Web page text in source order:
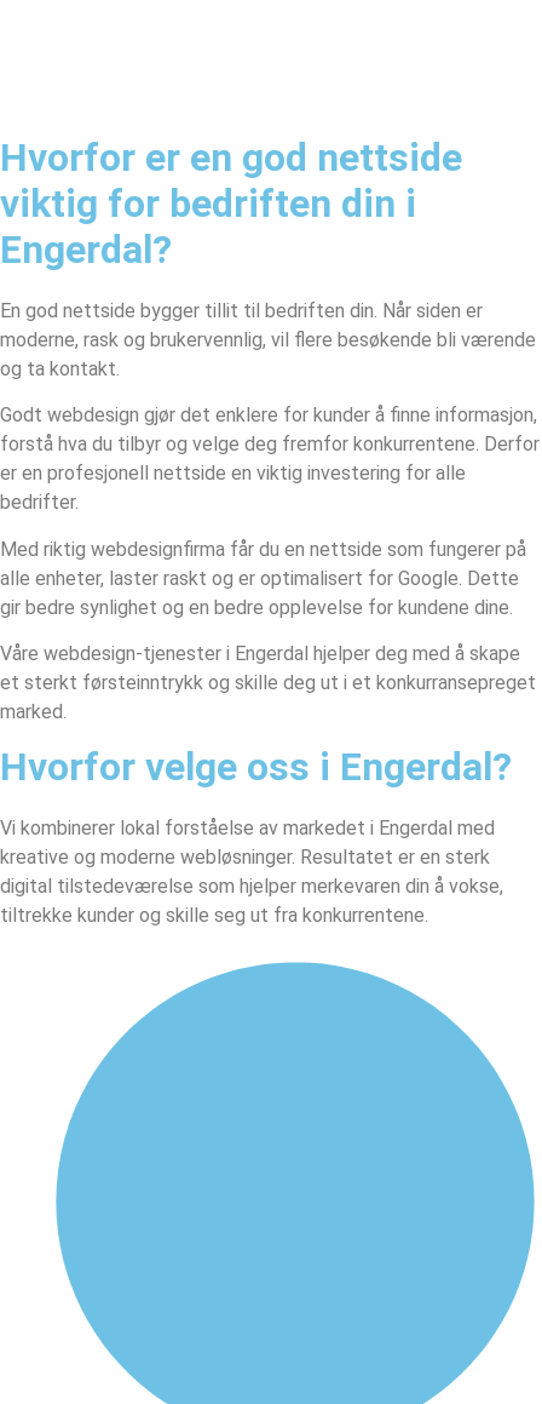
Hvorfor er en god nettside
viktig for bedriften din i
Engerdal?
En god nettside bygger tillit til bedriften din. Når siden er
moderne, rask og brukervennlig, vil flere besøkende bli værende
og ta kontakt.
Godt webdesign gjør det enklere for kunder å finne informasjon,
forstå hva du tilbyr og velge deg fremfor konkurrentene. Derfor
er en profesjonell nettside en viktig investering for alle
bedrifter.
Med riktig webdesignfirma får du en nettside som fungerer på
alle enheter, laster raskt og er optimalisert for Google. Dette
gir bedre synlighet og en bedre opplevelse for kundene dine.
Våre webdesign-tjenester i Engerdal hjelper deg med å skape
et sterkt førsteinntrykk og skille deg ut i et konkurransepreget
marked.
Hvorfor velge oss i Engerdal?
Vi kombinerer lokal forståelse av markedet i Engerdal med
kreative og moderne webløsninger. Resultatet er en sterk
digital tilstedeværelse som hjelper merkevaren din å vokse,
tiltrekke kunder og skille seg ut fra konkurrentene.